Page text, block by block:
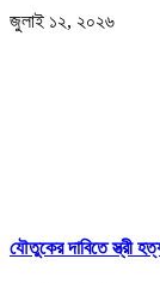
জুলাই ১২, ২০২৬
যৌতুকের দাবিতে স্ত্রী